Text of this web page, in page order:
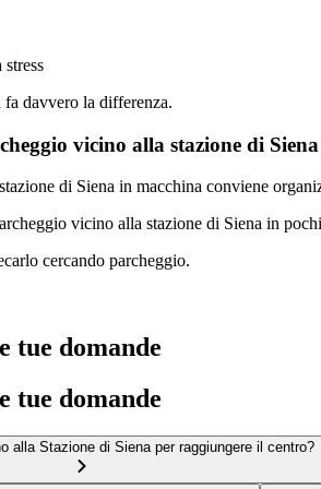
davvero la differenza.
vicino alla stazione di Siena
di Siena in macchina conviene
vicino alla stazione di Siena in
cercando parcheggio.
tue domande
tue domande
alla Stazione di Siena per raggiungere il centro?